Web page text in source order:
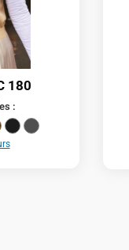
180
: